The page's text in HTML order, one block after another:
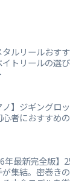
タルリールおす
イトリールの選
ノ】ジギングロ
者におすすめ
年最新完全版】
が集結。密巻き